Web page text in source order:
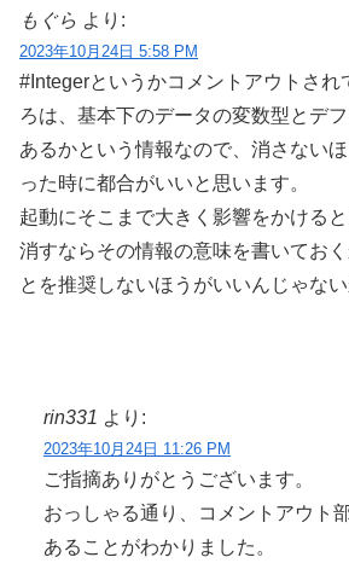
もぐら より:
2023年10月24日 5:58 PM
#Integerというかコメントアウトされ
ろは、基本下のデータの変数型とデ
あるかという情報なので、消さない
った時に都合がいいと思います。
起動にそこまで大きく影響をかけると
消すならその情報の意味を書いてお
とを推奨しないほうがいいんじゃな
rin331 より:
2023年10月24日 11:26 PM
ご指摘ありがとうございます。
おっしゃる通り、コメントアウト
あることがわかりました。